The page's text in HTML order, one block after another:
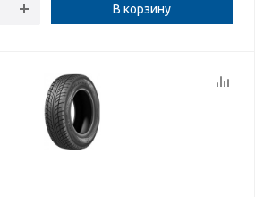
В корзину